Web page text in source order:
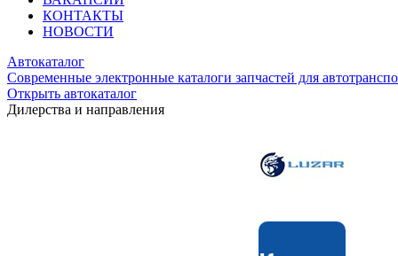
КОНТАКТЫ
НОВОСТИ
Автокаталог
Современные электронные каталоги запчастей для
Открыть автокаталог
Дилерства и направления